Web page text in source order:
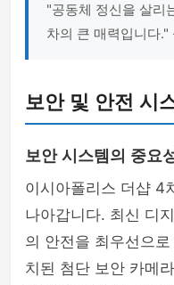
"공동체 정신을 살리
차의 큰 매력입니다
보안 및 안전 시
보안 시스템의 중요
이시아폴리스 더샵 4
나아갑니다. 최신 디
의 안전을 최우선으
치된 첨단 보안 카메